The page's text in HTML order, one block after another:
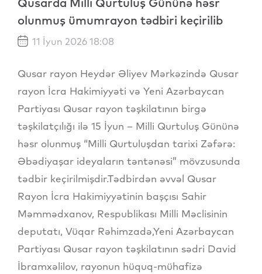
olunmuş ümumrayon tədbiri keçirilib
11 İyun 2026 18:08
Qusar rayon Heydər Əliyev Mərkəzində Qusar
rayon İcra Hakimiyyəti və Yeni Azərbaycan
Partiyası Qusar rayon təşkilatının birgə
təşkilatçılığı ilə 15 İyun – Milli Qurtuluş Gününə
həsr olunmuş “Milli Qurtuluşdan tarixi Zəfərə:
Əbədiyaşar ideyaların təntənəsi” mövzusunda
tədbir keçirilmişdir.Tədbirdən əvvəl Qusar
Rayon İcra Hakimiyyətinin başçısı Sahir
Məmmədxanov, Respublikası Milli Məclisinin
deputatı, Vüqar Rəhimzadə,Yeni Azərbaycan
Partiyası Qusar rayon təşkilatının sədri David
İbramxəlilov, rayonun hüquq-mühafizə